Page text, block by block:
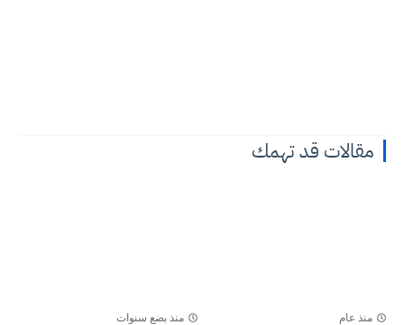
مقالات قد تهمك
منذ عام منذ بضع سنوات